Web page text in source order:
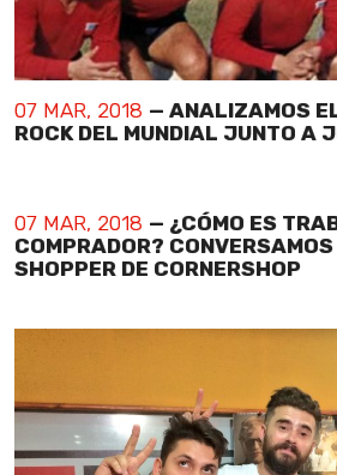
07 MAR, 2018 — ANALIZAMOS
ROCK DEL MUNDIAL JUNTO A
07 MAR, 2018 — ¿CÓMO ES
COMPRADOR?
SHOPPER DE CORNERSHOP